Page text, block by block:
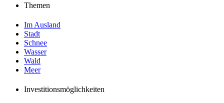
Themen
Im Ausland
Stadt
Schnee
Wasser
Wald
Meer
Investitionsmöglichkeiten